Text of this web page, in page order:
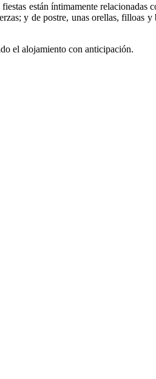
están íntimamente relacionadas
y de postre, unas orellas, filloas y
el alojamiento con anticipación.